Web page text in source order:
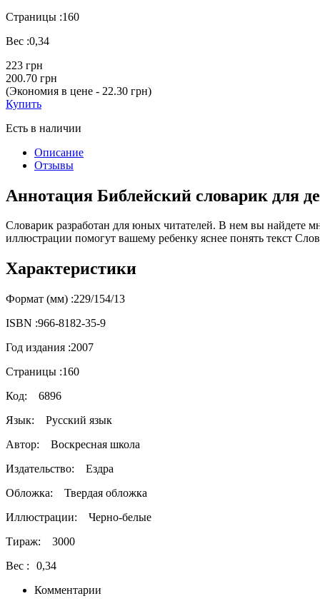
Страницы :160
Вес :0,34
223 грн
200.70 грн
(Экономия в цене - 22.30 грн)
Купить
Есть в наличии
Описание
Отзывы
Аннотация Библейский словарик для
Словарик разработан для юных читателей. В нем вы найдете
иллюстрации помогут вашему ребенку яснее понять текст
Характеристики
Формат (мм) :229/154/13
ISBN :966-8182-35-9
Год издания :2007
Страницы :160
Код: 6896
Язык: Русский язык
Автор:
Воскресная школа
Издательство:
Ездра
Обложка: Твердая обложка
Иллюстрации: Черно-белые
Тираж: 3000
Вес :
0,34
Комментарии